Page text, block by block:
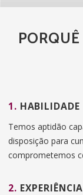
1. HABILIDADE
Temos aptidão
disposição para
comprometemos
2. EXPERIÊNCIA